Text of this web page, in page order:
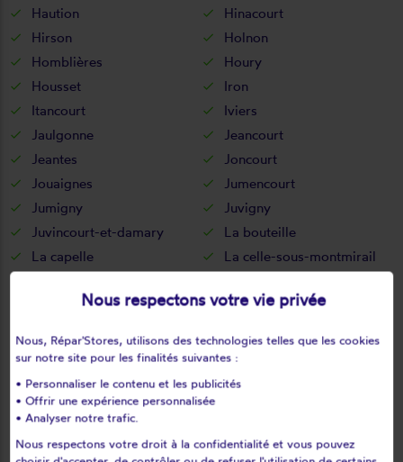
Haution
Hinacourt
Hirson
Holnon
Homblières
Houry
Housset
Iron
Itancourt
Iviers
Jaulgonne
Jeancourt
Jeantes
Joncourt
Jouaignes
Jumencourt
Jumigny
Juvigny
Juvincourt-et-damary
La bouteille
La capelle
La celle-sous-montmirail
La croix-sur-ourcq
La fère
La hérie
La malmaison
La neuville-bosmont
La neuville-en-beine
La neuville-housset
La vallée-au-blé
La ville-aux-bois-lès-dizy
Nous respectons votre vie privée
Nous, Répar'Stores, utilisons des technologies telles que les cookies
sur notre site pour les finalités suivantes :
• Personnaliser le contenu et les publicités
• Offrir une expérience personnalisée
• Analyser notre trafic.
Nous respectons votre droit à la confidentialité et vous pouvez